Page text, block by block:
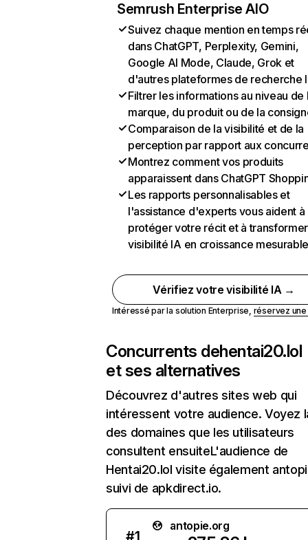
Semrush Enterprise AIO
Suivez chaque mention en temps
dans ChatGPT, Perplexity, Gemini,
Google AI Mode, Claude, Grok et
d'autres plateformes de recherche
Filtrer les informations au niveau de
marque, du produit ou de la
Comparaison de la visibilité et de la
perception par rapport aux
Montrez comment vos produits
apparaissent dans ChatGPT
Les rapports personnalisables et
l'assistance d'experts vous aident à
protéger votre récit et à
visibilité IA en croissance
Vérifiez votre visibilité IA →
Intéressé par la solution Enterprise, réservez
Concurrents dehentai20.lol
et ses alternatives
Découvrez d'autres sites web qui
intéressent votre audience. Voyez
des domaines que les utilisateurs
consultent ensuiteL'audience de
Hentai20.lol visite également
suivi de apkdirect.io.
#1
antopie.org